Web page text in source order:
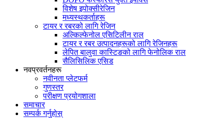
विशेष इपोक्सीरेजिन
मध्यस्थकर्ताहरू
टायर र रबरको लागि रेजिन
अल्किल्फेनोल एसिटिलीन राल
टायर र रबर उत्पादनहरूको लागि रेजिनहरू
लेपित बालुवा कास्टिङको लागि फेनोलिक राल
सैलिसिलिक एसिड
नवप्रवर्तनहरू
नवीनता प्लेटफर्म
गुणस्तर
परीक्षण प्रयोगशाला
समाचार
सम्पर्क गर्नुहोस्